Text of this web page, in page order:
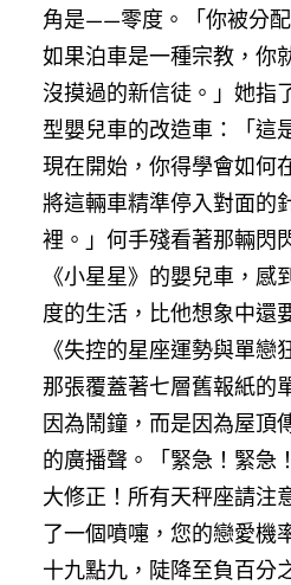
角是——零度。「你被分
如果泊車是一種宗教，你
沒摸過的新信徒。」她指
型嬰兒車的改造車：「這
現在開始，你得學會如何
將這輛車精準停入對面的
裡。」何手殘看著那輛閃
《小星星》的嬰兒車，感
度的生活，比他想象中還
《失控的星座運勢與單戀
那張覆蓋著七層舊報紙的
因為鬧鐘，而是因為屋頂
的廣播聲。「緊急！緊急
大修正！所有天秤座請注
了一個噴嚏，您的戀愛機
十九點九，陡降至負百分